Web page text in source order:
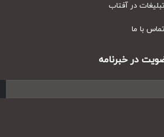
در آفتاب
با ما
در خبرنامه